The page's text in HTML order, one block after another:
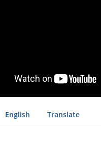
English Translate